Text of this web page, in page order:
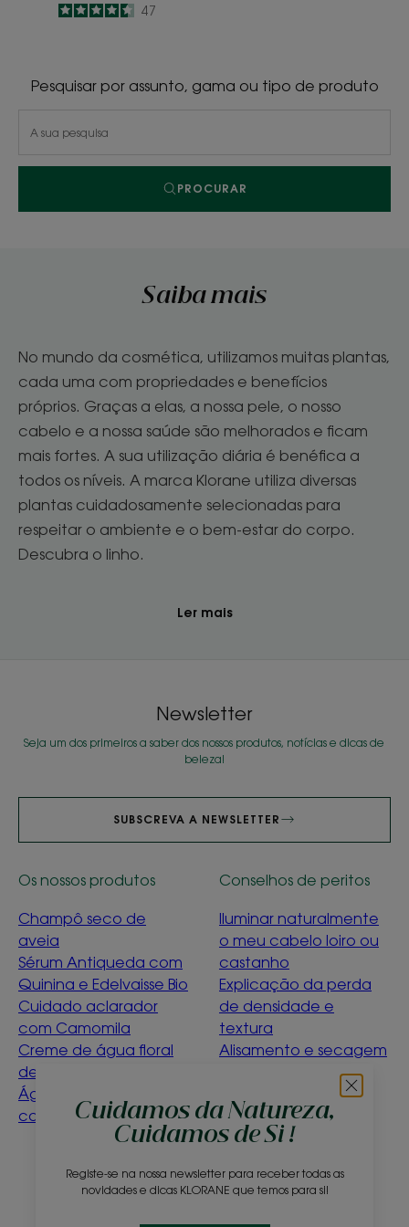
4.6
/
5
47
Pesquisar por assunto, gama ou tipo de produto
PROCURAR
Saiba mais
No mundo da cosmética, utilizamos muitas plantas,
cada uma com propriedades e benefícios
próprios. Graças a elas, a nossa pele, o nosso
cabelo e a nossa saúde são melhorados e ficam
mais fortes. A sua utilização diária é benéfica a
todos os níveis. A marca Klorane utiliza diversas
plantas cuidadosamente selecionadas para
respeitar o ambiente e o bem-estar do corpo.
Descubra o linho.
Ler mais
Cuidamos da Natureza,
Cuidamos de Si !
Registe-se na nossa newsletter para receber todas as
novidades e dicas KLORANE que temos para si!
Newsletter
Seja um dos primeiros a saber dos nossos produtos, notícias e dicas de
beleza!
SUBSCREVA A NEWSLETTER
Os nossos produtos
Champô seco de
aveia
Sérum Antiqueda com
Quinina e Edelvaisse Bio
Cuidado aclarador
com Camomila
Creme de água floral
de ciano bio
Água de limpeza de
calêndula para bebés
Conselhos de peritos
Iluminar naturalmente
o meu cabelo loiro ou
castanho
Explicação da perda
de densidade e
textura
Alisamento e secagem
Aquatique
O que significa ser